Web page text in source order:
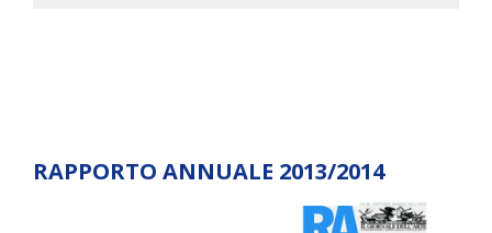
RAPPORTO ANNUALE 2013/2014